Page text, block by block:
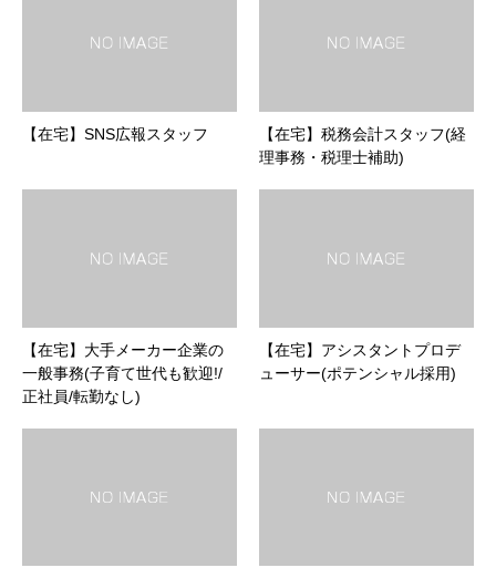
【在宅】SNS広報スタッフ
【在宅】税務会計スタッフ(経
理事務・税理士補助)
【在宅】大手メーカー企業の
一般事務(子育て世代も歓迎!/
正社員/転勤なし)
【在宅】アシスタントプロデ
ューサー(ポテンシャル採用)